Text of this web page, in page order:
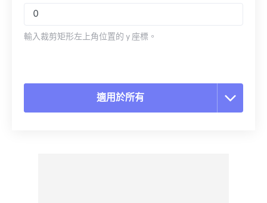
輸入裁剪矩形左上角位置的 y 座標。
適用於所有